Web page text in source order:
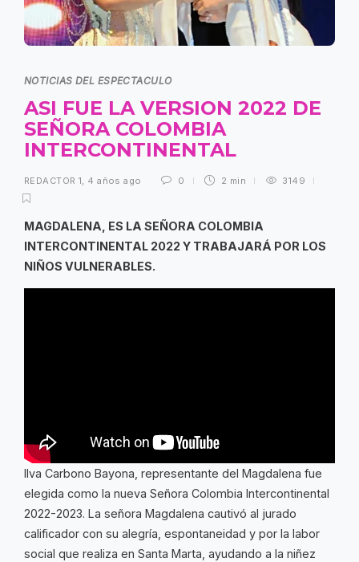
NOTICIAS DEL ESPECTACULO
ASI FUE LA VERSION 2022 DE
SEÑORA COLOMBIA
INTERCONTINENTAL
REDACTOR 1, 4 años ago 0 2 min 3149
MAGDALENA, ES LA SEÑORA COLOMBIA
INTERCONTINENTAL 2022 Y TRABAJARÁ POR LOS
NIÑOS VULNERABLES.
Ilva Carbono Bayona, representante del Magdalena fue
elegida como la nueva Señora Colombia Intercontinental
2022-2023. La señora Magdalena cautivó al jurado
calificador con su alegría, espontaneidad y por la labor
social que realiza en Santa Marta, ayudando a la niñez